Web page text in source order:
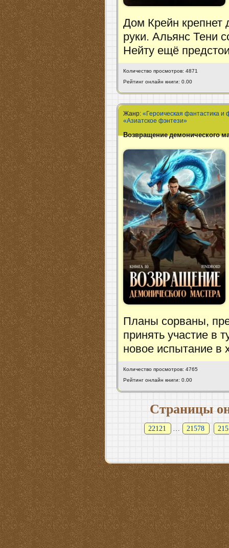
Дом Крейн крепнет
руки. Альянс Тени
Нейту ещё
Количество просмотров: 4871
Рейтинг онлайн книги: 0.00
Жанр:«Героическая фантастика и
«Азиатское фэнтези»
Возвращение демонического
Планы сорваны,
принять участие в
новое испытание
Количество просмотров: 4765
Рейтинг онлайн книги: 0.00
Страницы
22121 … 21578